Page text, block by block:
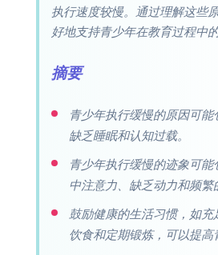
执行速度较慢。通过理解这些
好地支持青少年在教育过程中的
摘要
青少年执行缓慢的原因可能
缺乏睡眠和认知过载。
青少年执行缓慢的迹象可
中注意力、缺乏动力和频繁
鼓励健康的生活习惯，如充
饮食和定期锻炼，可以提高